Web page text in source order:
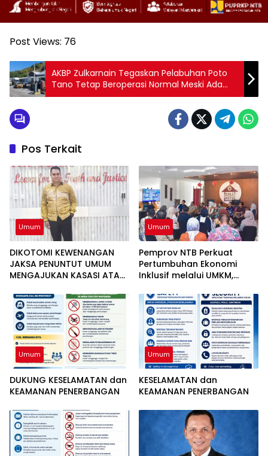
Post Views: 76
AKBP Zulkarnain Tegaskan Pelabuhan Poto
Tano Tetap Beroperasi Normal Meski Ada
Aksi Massa PPS
Pos Terkait
Umum
DIKOTOMI KEWENANGAN
JAKSA PENUNTUT UMUM
MENGAJUKAN KASASI ATAS
ANGGOTA DPRD NTB DALAM
PERKARA TINDAK PIDANA
GRATIFIKASI
Umum
Pemprov NTB Perkuat
Pertumbuhan Ekonomi
Inklusif melalui UMKM,
Semester I 2026 Capai
51,26 Persen
Umum
DUKUNG KESELAMATAN dan
KEAMANAN PENERBANGAN
Umum
KESELAMATAN dan
KEAMANAN PENERBANGAN